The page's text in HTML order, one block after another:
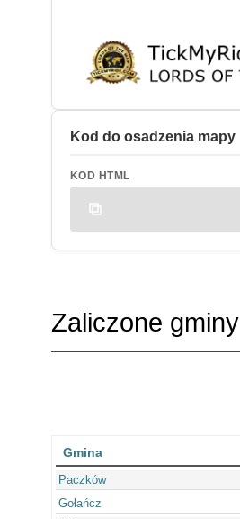
Kod do osadzenia mapy
KOD HTML
Zaliczone gminy
Gmina
Paczków
Gołańcz